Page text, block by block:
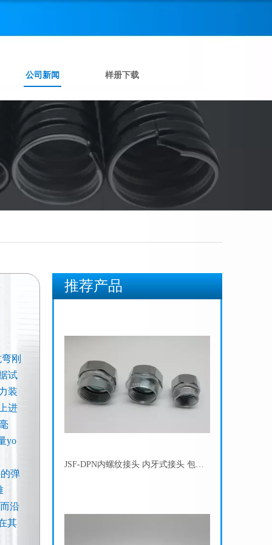
公司新闻 样册下载
刚
试
装
进
yo
弹
沿
其
推荐产品
JSF-DGJ卡簧式管接头 自固式管接头 金属软管接头